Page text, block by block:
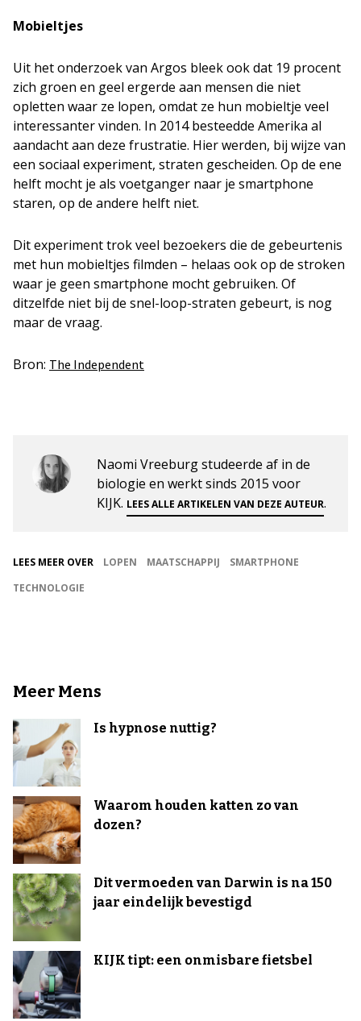
Mobieltjes
Uit het onderzoek van Argos bleek ook dat 19 procent
zich groen en geel ergerde aan mensen die niet
opletten waar ze lopen, omdat ze hun mobieltje veel
interessanter vinden. In 2014 besteedde Amerika al
aandacht aan deze frustratie. Hier werden, bij wijze van
een sociaal experiment, straten gescheiden. Op de ene
helft mocht je als voetganger naar je smartphone
staren, op de andere helft niet.
Dit experiment trok veel bezoekers die de gebeurtenis
met hun mobieltjes filmden – helaas ook op de stroken
waar je geen smartphone mocht gebruiken. Of
ditzelfde niet bij de snel-loop-straten gebeurt, is nog
maar de vraag.
Bron: The Independent
Naomi Vreeburg studeerde af in de
biologie en werkt sinds 2015 voor
KIJK. LEES ALLE ARTIKELEN VAN DEZE AUTEUR.
LEES MEER OVER LOPEN MAATSCHAPPIJ
SMARTPHONE
TECHNOLOGIE
Meer Mens
Is hypnose nuttig?
Waarom houden katten zo van
dozen?
Dit vermoeden van Darwin is na 150
jaar eindelijk bevestigd
KIJK tipt: een onmisbare fietsbel